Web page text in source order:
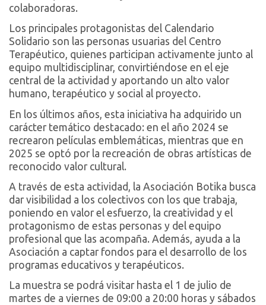
colaboradoras.
Los principales protagonistas del Calendario
Solidario son las personas usuarias del Centro
Terapéutico, quienes participan activamente junto al
equipo multidisciplinar, convirtiéndose en el eje
central de la actividad y aportando un alto valor
humano, terapéutico y social al proyecto.
En los últimos años, esta iniciativa ha adquirido un
carácter temático destacado: en el año 2024 se
recrearon películas emblemáticas, mientras que en
2025 se optó por la recreación de obras artísticas de
reconocido valor cultural.
A través de esta actividad, la Asociación Botika busca
dar visibilidad a los colectivos con los que trabaja,
poniendo en valor el esfuerzo, la creatividad y el
protagonismo de estas personas y del equipo
profesional que las acompaña. Además, ayuda a la
Asociación a captar fondos para el desarrollo de los
programas educativos y terapéuticos.
La muestra se podrá visitar hasta el 1 de julio de
martes de a viernes de 09:00 a 20:00 horas y sábados